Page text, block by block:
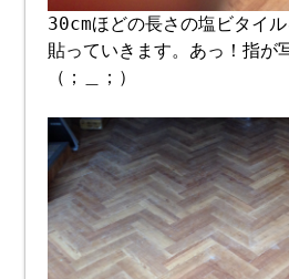
30cmほどの長さの塩ビタイ
貼っていきます。あっ！指が
（；＿；）